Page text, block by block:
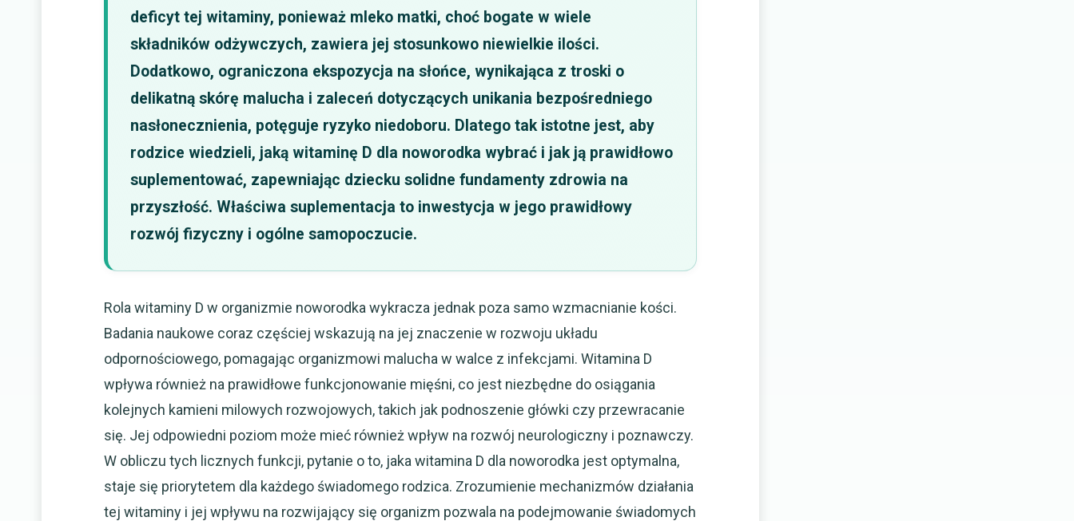
deficyt tej witaminy, ponieważ mleko matki, choć bogate w wiele
składników odżywczych, zawiera jej stosunkowo niewielkie ilości.
Dodatkowo, ograniczona ekspozycja na słońce, wynikająca z troski o
delikatną skórę malucha i zaleceń dotyczących unikania bezpośredniego
nasłonecznienia, potęguje ryzyko niedoboru. Dlatego tak istotne jest, aby
rodzice wiedzieli, jaką witaminę D dla noworodka wybrać i jak ją prawidłowo
suplementować, zapewniając dziecku solidne fundamenty zdrowia na
przyszłość. Właściwa suplementacja to inwestycja w jego prawidłowy
rozwój fizyczny i ogólne samopoczucie.
Rola witaminy D w organizmie noworodka wykracza jednak poza samo wzmacnianie kości.
Badania naukowe coraz częściej wskazują na jej znaczenie w rozwoju układu
odpornościowego, pomagając organizmowi malucha w walce z infekcjami. Witamina D
wpływa również na prawidłowe funkcjonowanie mięśni, co jest niezbędne do osiągania
kolejnych kamieni milowych rozwojowych, takich jak podnoszenie główki czy przewracanie
się. Jej odpowiedni poziom może mieć również wpływ na rozwój neurologiczny i poznawczy.
W obliczu tych licznych funkcji, pytanie o to, jaka witamina D dla noworodka jest optymalna,
staje się priorytetem dla każdego świadomego rodzica. Zrozumienie mechanizmów działania
tej witaminy i jej wpływu na rozwijający się organizm pozwala na podejmowanie świadomych